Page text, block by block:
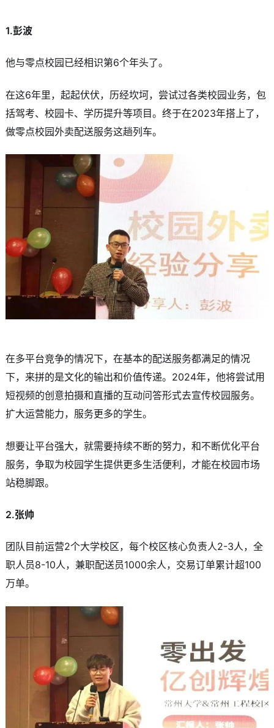
1.彭波
他与零点校园已经相识第6个年头了。
在这6年里，起起伏伏，历经坎坷，尝试过各类校园业务，包
括驾考、校园卡、学历提升等项目。终于在2023年搭上了，
做零点校园外卖配送服务这趟列车。
在多平台竞争的情况下，在基本的配送服务都满足的情况
下，来拼的是文化的输出和价值传递。2024年，他将尝试用
短视频的创意拍摄和直播的互动问答形式去宣传校园服务。
扩大运营能力，服务更多的学生。
想要让平台强大，就需要持续不断的努力，和不断优化平台
服务，争取为校园学生提供更多生活便利，才能在校园市场
站稳脚跟。
2.张帅
团队目前运营2个大学校区，每个校区核心负责人2-3人，全
职人员8-10人，兼职配送员1000余人，交易订单累计超100
万单。